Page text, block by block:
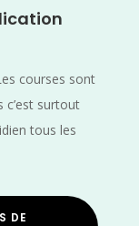
courses sont
c’est surtout
tous les
DE